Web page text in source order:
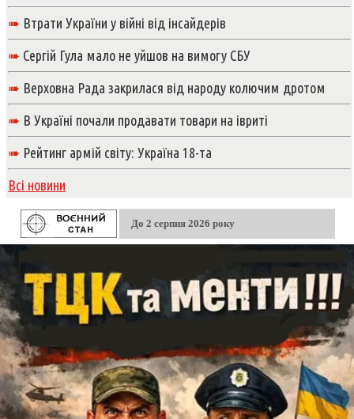
➠ Втрати України у війні від інсайдерів
➠ Сергій Гула мало не уйшов на вимогу СБУ
➠ Верховна Рада закрилася від народу колючим дротом
➠ В Україні почали продавати товари на івриті
➠ Рейтинг армій світу: Україна 18-та
Всі новини
До 2 серпня 2026 року